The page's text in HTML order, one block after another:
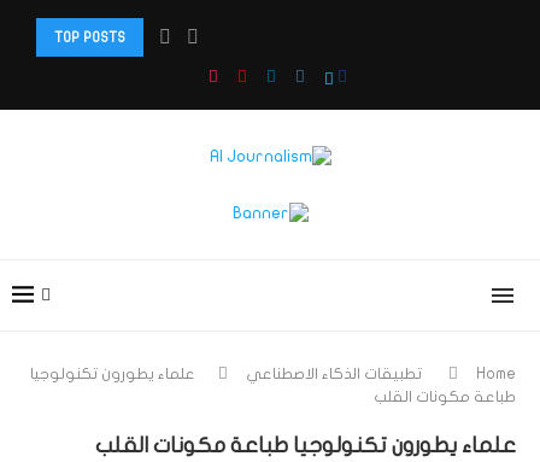
TOP POSTS
دبلوم: صحافة الذكاء الاصطناعي والذكاء الاصطناعي الوكيل وصناعة...
Home تطبيقات الذكاء الاصطناعي
علماء يطورون تكنولوجيا
طباعة مكونات القلب
علماء يطورون تكنولوجيا طباعة مكونات القلب